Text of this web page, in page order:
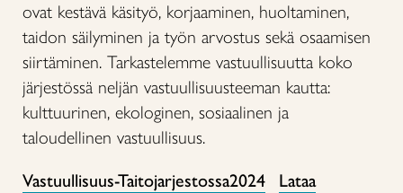
ovat kestävä käsityö, korjaaminen, huoltaminen,
taidon säilyminen ja työn arvostus sekä osaamisen
siirtäminen. Tarkastelemme vastuullisuutta koko
järjestössä neljän vastuullisuusteeman kautta:
kulttuurinen, ekologinen, sosiaalinen ja
taloudellinen vastuullisuus.
Vastuullisuus-Taitojarjestossa2024
Lataa